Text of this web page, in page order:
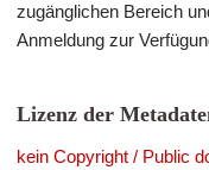
zugänglichen Bereich
Anmeldung zur
Lizenz der
kein Copyright / Public